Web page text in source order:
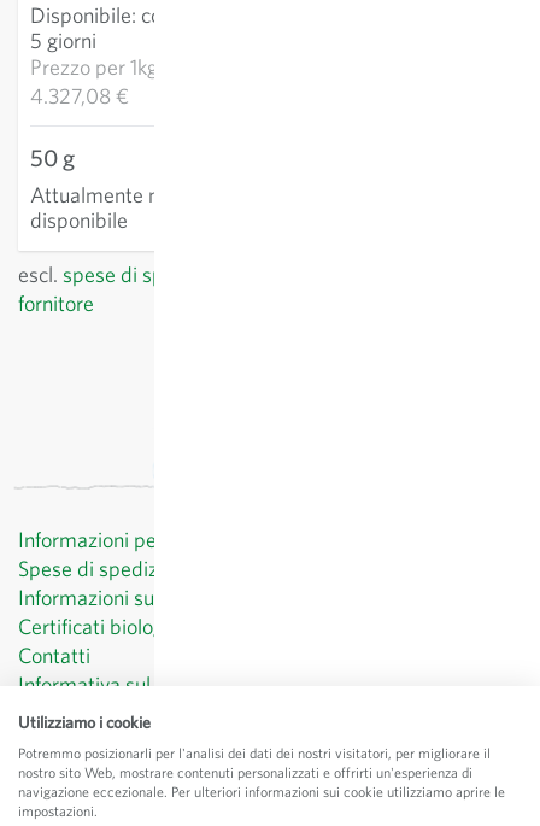
Disponibile: consegna 3-
5 giorni
Prezzo per1kg:
4.327,08 €
50 g
Attualmente non
disponibile
escl. spese di spedizione
fornitore
Informazioni per il cliente
Spese di spedizione
Informazioni sul diritto di recesso
Certificati biologici
Contatti
Informativa sul trattamento dei dati personali
CGV
Menzioni legali
© Sativa Biosaatgut GmbH
Utilizziamo i cookie
Potremmo posizionarli per l'analisi dei dati dei nostri visitatori, per migliorare il
nostro sito Web, mostrare contenuti personalizzati e offrirti un'esperienza di
navigazione eccezionale. Per ulteriori informazioni sui cookie utilizziamo aprire le
impostazioni.